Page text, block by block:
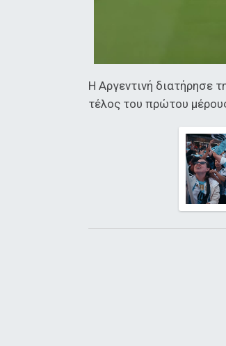
Η Αργεντινή διατήρησε
τέλος του πρώτου